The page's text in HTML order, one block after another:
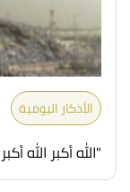
الأذكار اليومية
"الله أكبر الله